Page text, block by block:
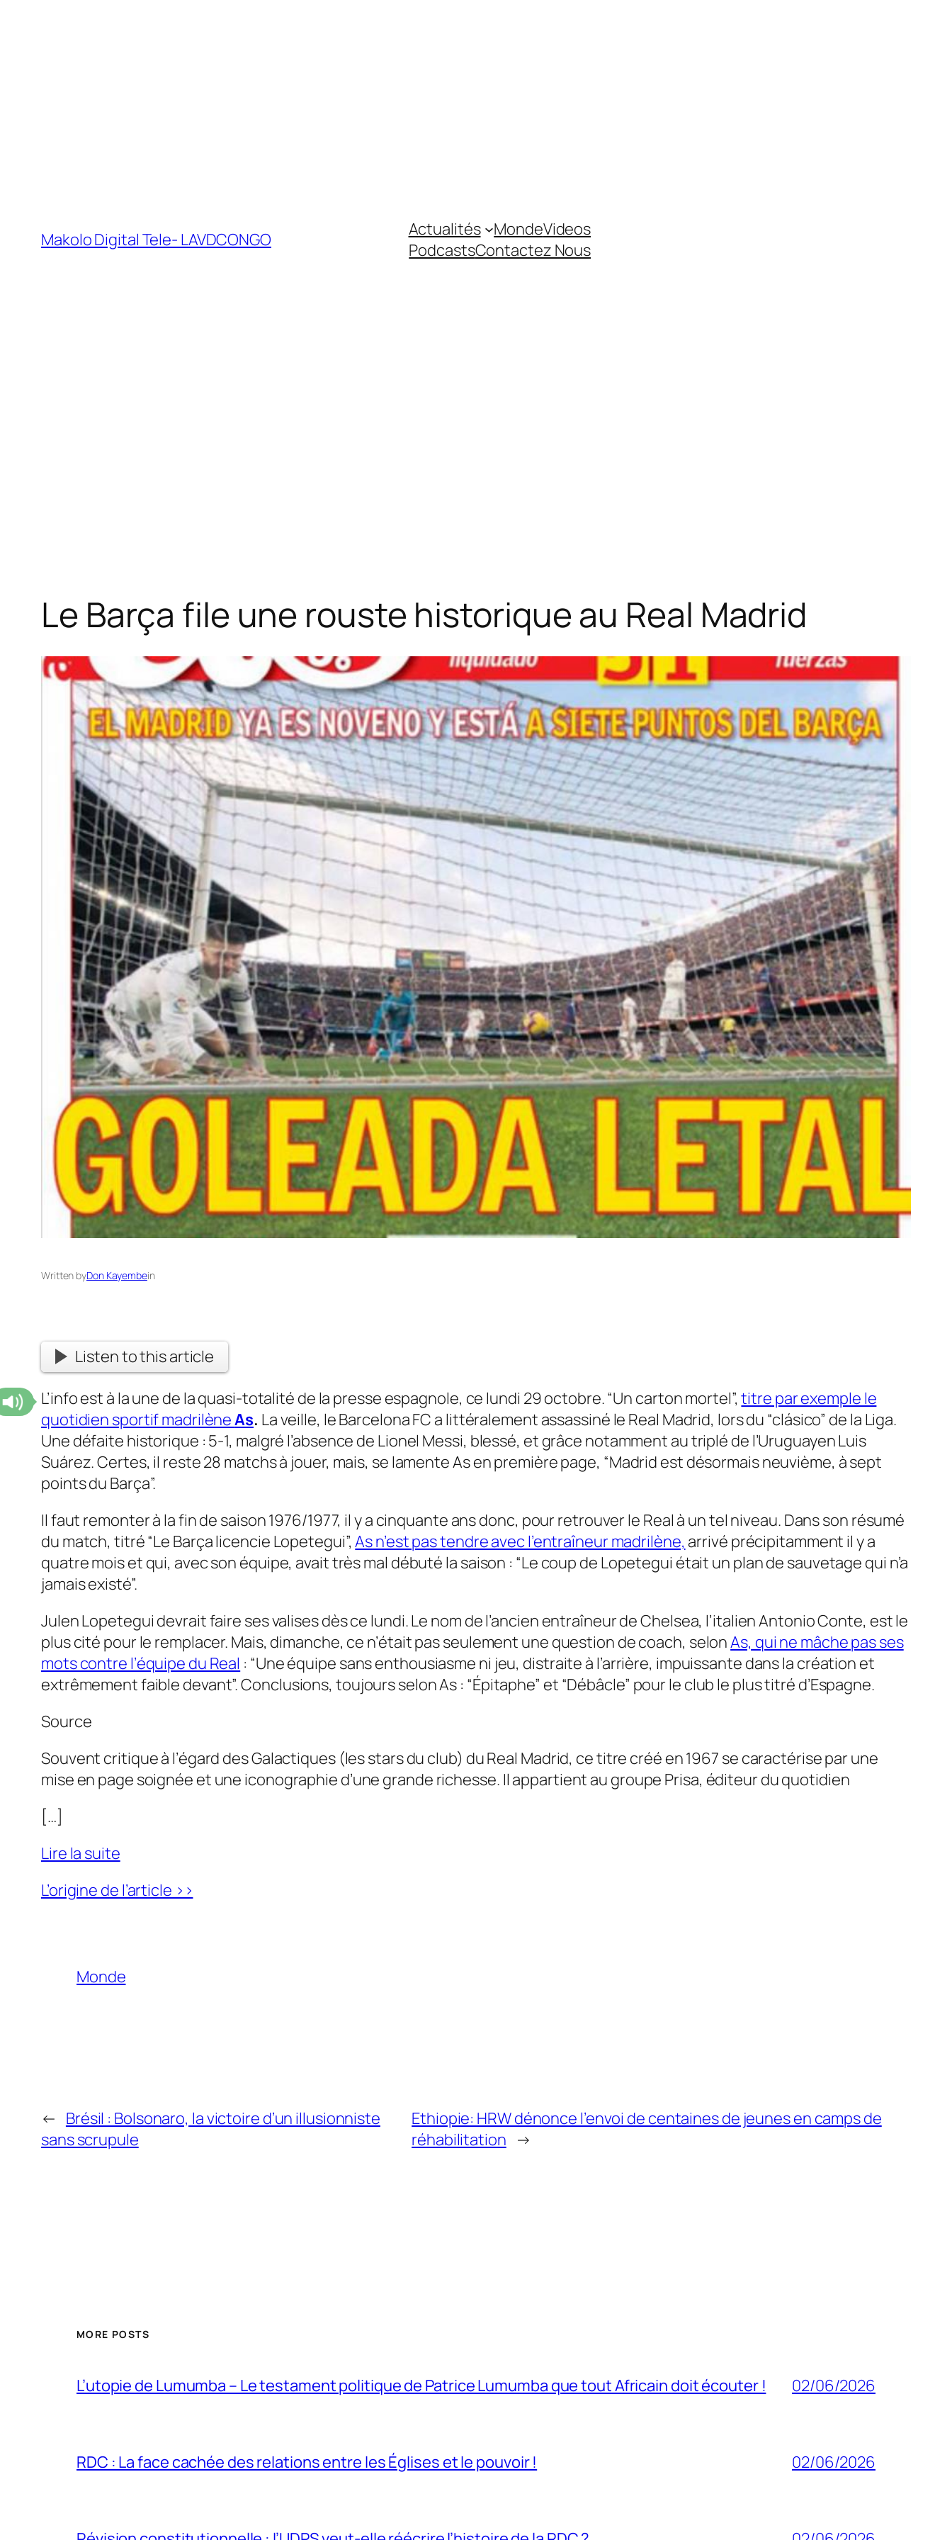
Makolo Digital Tele- LAVDCONGO Actualités MondeVideos
PodcastsContactez Nous
Le Barça file une rouste historique au Real Madrid
Written byDon Kayembein
Listen to this article
L’info est à la une de la quasi-totalité de la presse espagnole, ce lundi 29 octobre.“Un carton mortel”, titre par exemple le
quotidien sportif madrilèneAs. La veille, le BarcelonaFC a littéralement assassiné le Real Madrid, lors du “clásico” de la Liga.
Une défaite historique : 5-1, malgré l’absence de Lionel Messi, blessé, et grâce notamment au triplé de l’Uruguayen Luis
Suárez. Certes, il reste 28 matchs à jouer, mais, se lamenteAsen première page, “Madrid est désormais neuvième, à sept
points du Barça”.
Il faut remonter à la fin de saison 1976/1977, il y a cinquante ans donc, pour retrouver le Real à un tel niveau. Dans son résumé
du match, titré“Le Barça licencie Lopetegui”, Asn’est pas tendre avec l’entraîneur madrilène, arrivé précipitamment il y a
quatre mois et qui, avec son équipe, avait très mal débuté la saison : “Le coup de Lopetegui était un plan de sauvetage qui n’a
jamais existé”.
Julen Lopetegui devrait faire ses valises dès ce lundi. Le nom de l’ancien entraîneur de Chelsea, l’italien Antonio Conte, est le
plus cité pour le remplacer. Mais, dimanche, ce n’était pas seulement une question de coach, selonAs, qui ne mâche pas ses
mots contre l’équipe du Real : “Une équipe sans enthousiasme ni jeu, distraite à l’arrière, impuissante dans la création et
extrêmement faible devant”.Conclusions, toujours selonAs : “Épitaphe” et “Débâcle” pour le club le plus titré d’Espagne.
Source
Souvent critique à l’égard des Galactiques (les stars du club) du Real Madrid, ce titre créé en 1967 se caractérise par une
mise en page soignée et une iconographie d’une grande richesse. Il appartient au groupe Prisa, éditeur du quotidien
[…]
Lire la suite
L’origine de l’article >>
Monde
← Brésil : Bolsonaro, la victoire d’un illusionniste
sans scrupule
Ethiopie: HRW dénonce l’envoi de centaines de jeunes en camps de
réhabilitation →
MORE POSTS
L’utopie de Lumumba – Le testament politique de Patrice Lumumba que tout Africain doit écouter ! 02/06/2026
RDC : La face cachée des relations entre les Églises et le pouvoir ! 02/06/2026